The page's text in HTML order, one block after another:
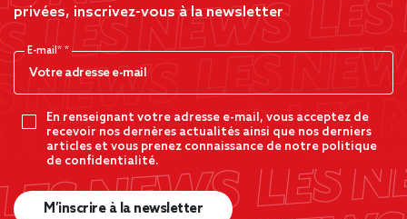
privées, inscrivez-vous à la newsletter
E-mail*
En renseignant votre adresse e-mail, vous acceptez de
recevoir nos dernères actualités ainsi que nos derniers
articles et vous prenez connaissance de notre politique
de confidentialité.
M’inscrire à la newsletter